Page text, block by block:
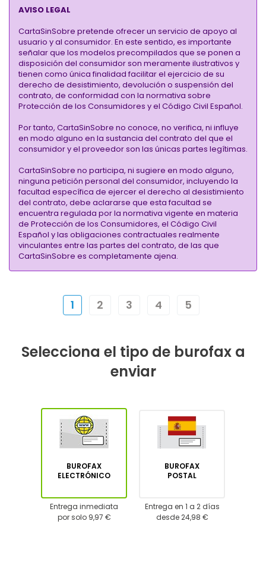
AVISO LEGAL
CartaSinSobre pretende ofrecer un servicio de apoyo al
usuario y al consumidor. En este sentido, es importante
señalar que los modelos precompilados que se ponen a
disposición del consumidor son meramente ilustrativos y
tienen como única finalidad facilitar el ejercicio de su
derecho de desistimiento, devolución o suspensión del
contrato, de conformidad con la normativa sobre
Protección de los Consumidores y el Código Civil Español.
Por tanto, CartaSinSobre no conoce, no verifica, ni influye
en modo alguno en la sustancia del contrato del que el
consumidor y el proveedor son las únicas partes legítimas.
CartaSinSobre no participa, ni sugiere en modo alguno,
ninguna petición personal del consumidor, incluyendo la
facultad específica de ejercer el derecho al desistimiento
del contrato, debe aclararse que esta facultad se
encuentra regulada por la normativa vigente en materia
de Protección de los Consumidores, el Código Civil
Español y las obligaciones contractuales realmente
vinculantes entre las partes del contrato, de las que
CartaSinSobre es completamente ajena.
1 2 3 4 5
Selecciona el tipo de burofax a
enviar
BUROFAX
ELECTRÓNICO
Entrega inmediata
por solo 9,97 €
BUROFAX
POSTAL
Entrega en 1 a 2 días
desde 24,98 €